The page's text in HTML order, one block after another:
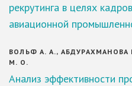
рекрутинга в целях
авиационной
ВОЛЬФ А. А., АБДУРАХМАНОВА
М. О.
Анализ эффективности